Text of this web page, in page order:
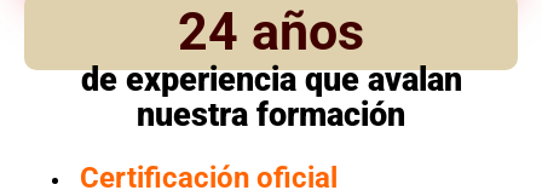
24 años
de experiencia que avalan
nuestra formación
Certificación oficial